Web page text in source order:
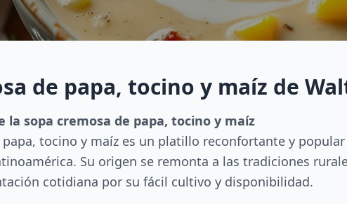
de papa, tocino y maíz de
la sopa cremosa de papa, tocino y maíz
papa, tocino y maíz es un platillo reconfortante y
Su origen se remonta a las tradiciones
cotidiana por su fácil cultivo y disponibilidad.